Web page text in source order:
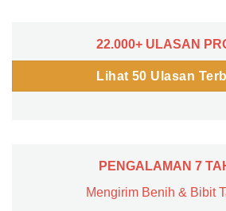
22.000+ ULASAN
Lihat 50 Ulasan
PENGALAMAN 7
Mengirim Benih & Bibit